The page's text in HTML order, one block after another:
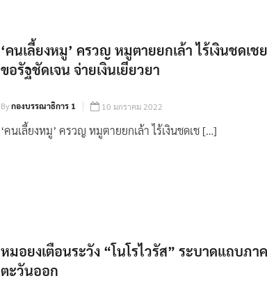
‘คนเลี้ยงหมู’ ครวญ หมูตายยกเล้า ไร้เงินชดเชย
ขอรัฐชัดเจน จ่ายเงินเยียวยา
Byกองบรรณาธิการ 1 10 มกราคม 2022
‘คนเลี้ยงหมู’ ครวญ หมูตายยกเล้า ไร้เงินชดเช […]
หมอยงเตือนระวัง “โนโรไวรัส” ระบาดแถบภาค
ตะวันออก